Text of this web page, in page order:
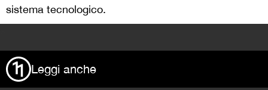
sistema tecnologico.
Leggi anche